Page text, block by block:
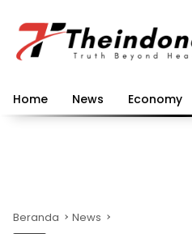
konten
Home News Economy
Beranda News